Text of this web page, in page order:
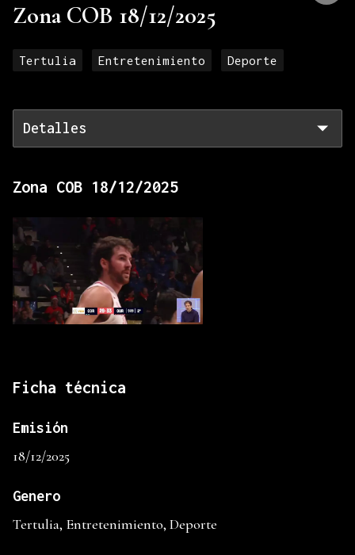
Zona COB 18/12/2025
Tertulia Entretenimiento Deporte
Detalles
Zona COB 18/12/2025
Ficha técnica
Emisión
18/12/2025
Genero
Tertulia, Entretenimiento, Deporte